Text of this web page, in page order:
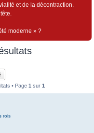
et de la décontraction.
moderne » ?
• Page 1 sur 1
rois